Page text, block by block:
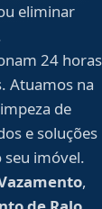
eliminar
24 horas
Atuamos na
de
e soluções
imóvel.
,